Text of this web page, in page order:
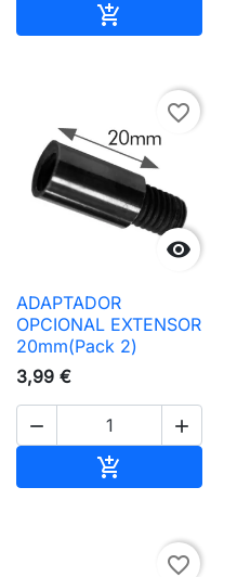


favorite_border
ADAPTADOR
OPCIONAL EXTENSOR
20mm(Pack 2)
3,99 €
 

favorite_border